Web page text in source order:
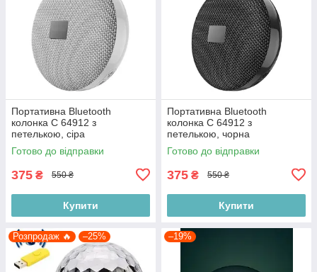
Портативна Bluetooth
колонка C 64912 з
петелькою, сіра
Готово до відправки
375 ₴ 550 ₴
Купити
Портативна Bluetooth
колонка C 64912 з
петелькою, чорна
Готово до відправки
375 ₴ 550 ₴
Купити
Розпродаж 🔥 –25% –19%